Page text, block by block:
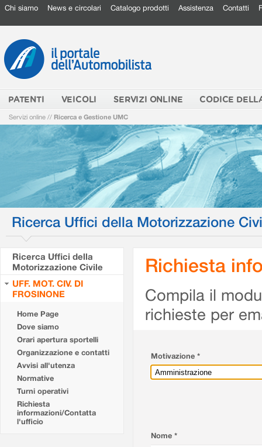
Chi siamo News e circolari Catalogo prodotti Assistenza Contatti
PATENTI VEICOLI SERVIZI ONLINE CODICE
Servizi online // Ricerca e Gestione UMC
Ricerca Uffici della Motorizzazione
Ricerca Uffici della
Motorizzazione Civile
UFF. MOT. CIV. DI
FROSINONE
Home Page
Dove siamo
Orari apertura sportelli
Organizzazione e contatti
Avvisi all'utenza
Normative
Turni operativi
Richiesta
informazioni/Contatta
l'ufficio
Richiesta
Compila il
richieste per
Motivazione *
Nome *